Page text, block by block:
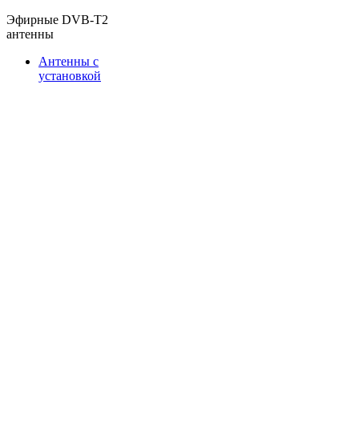
Эфирные DVB-T2
антенны
Антенны с
установкой